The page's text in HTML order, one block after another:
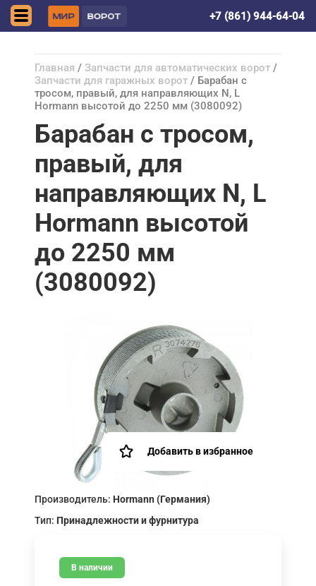
+7 (861) 944-64-04
Главная / Запчасти для автоматических ворот /
Запчасти для гаражных ворот / Барабан с
тросом, правый, для направляющих N, L
Hormann высотой до 2250 мм (3080092)
Барабан с тросом,
правый, для
направляющих N, L
Hormann высотой
до 2250 мм
(3080092)
Добавить в избранное
Производитель: Hormann (Германия)
Тип: Принадлежности и фурнитура
В наличии